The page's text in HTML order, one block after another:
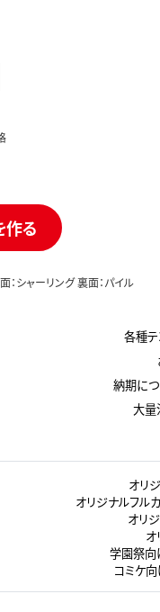
作る
：シャーリング 裏面：パイル
各種テ
納期に
大量
オリ
オリジナルフル
オリ
オ
学園祭向
コミケ